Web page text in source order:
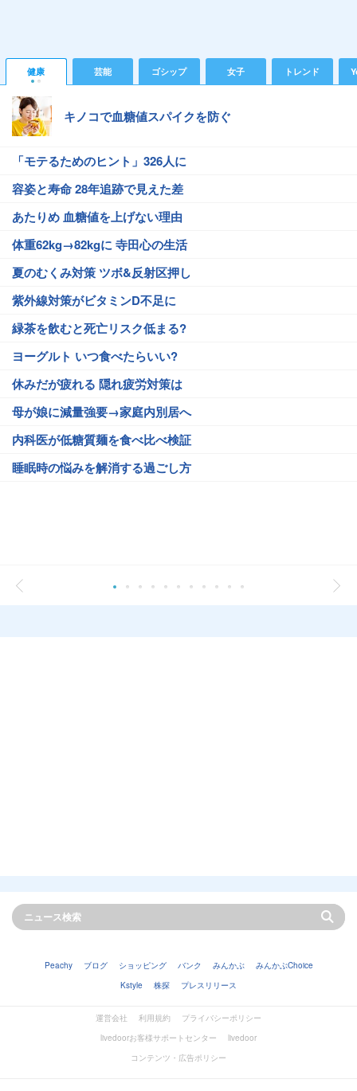
健康 芸能 ゴシップ 女子 トレンド
キノコで血糖値スパイクを防ぐ
「モテるためのヒント」326人に
容姿と寿命 28年追跡で見えた差
あたりめ 血糖値を上げない理由
体重62kg→82kgに 寺田心の生活
夏のむくみ対策 ツボ&反射区押し
紫外線対策がビタミンD不足に
緑茶を飲むと死亡リスク低まる?
ヨーグルト いつ食べたらいい?
休みだが疲れる 隠れ疲労対策は
母が娘に減量強要→家庭内別居へ
内科医が低糖質麺を食べ比べ検証
睡眠時の悩みを解消する過ごし方
Peachy ブログ ショッピング バンク みんかぶ
みんかぶChoice
Kstyle
株探 プレスリリース
運営会社 利用規約
プライバシーポリシー
livedoorお客様サポートセンター
livedoor
コンテンツ・広告ポリシー